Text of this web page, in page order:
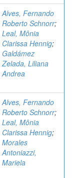
Alves, Fernando
Roberto Schnorr;
Leal, Mônia
Clarissa Hennig;
Galdámez
Zelada, Liliana
Andrea
Alves, Fernando
Roberto Schnorr;
Leal, Mônia
Clarissa Hennig;
Morales
Antoniazzi,
Mariela